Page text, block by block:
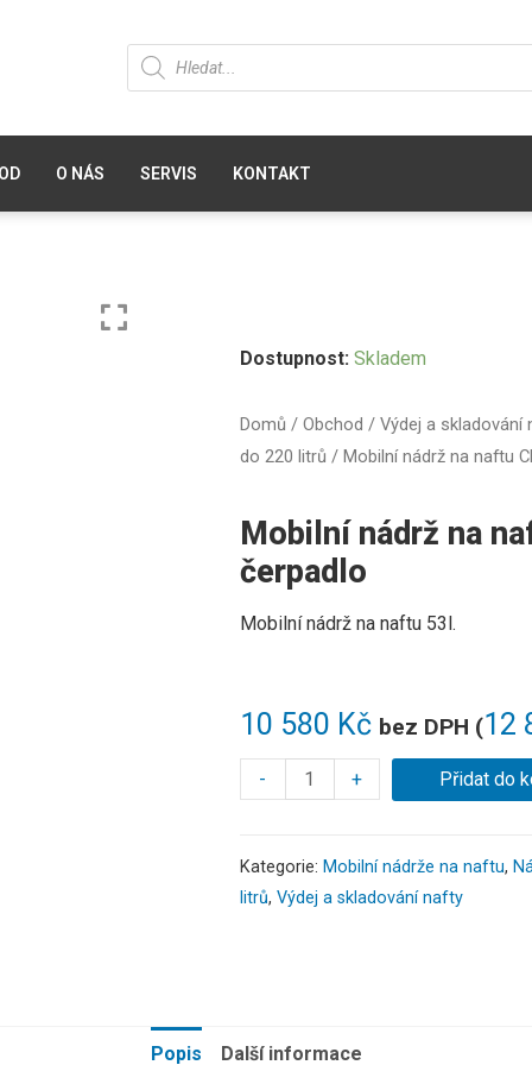
O NÁS SERVIS KONTAKT
Domů / Obchod / Výdej a skladování
do 220 litrů / Mobilní nádrž na naftu
Mobilní nádrž na
čerpadlo
10 580 Kč bez DPH (12
Mobilní nádrž na naftu 53l.
Dostupnost: Skladem
- + Přidat do
Kategorie: Mobilní nádrže na naftu,
litrů, Výdej a skladování nafty
Popis Další informace